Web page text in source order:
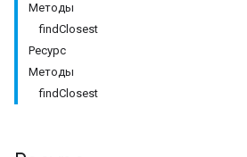
Методы
findClosest
Ресурс
Методы
findClosest